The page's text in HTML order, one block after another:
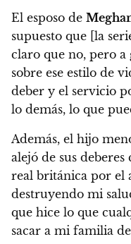
El esposo de
supuesto que [la
claro que no, pero a
sobre ese estilo de
deber y el servicio
lo demás, lo que
Además, el hijo
alejó de sus
real británica por el
destruyendo mi
que hice lo que
sacar a mi familia de